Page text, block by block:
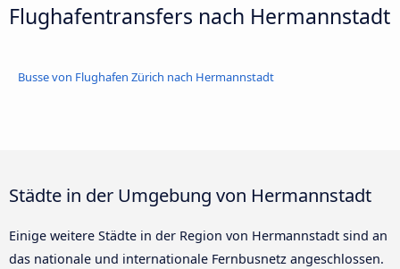
Flughafentransfers nach Hermannstadt
Busse von Flughafen Zürich nach Hermannstadt
Städte in der Umgebung von Hermannstadt
Einige weitere Städte in der Region von Hermannstadt sind an
das nationale und internationale Fernbusnetz angeschlossen.